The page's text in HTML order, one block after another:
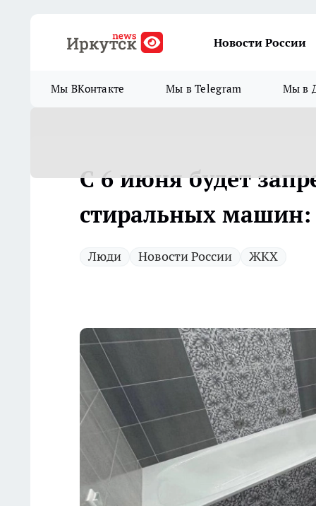
Новости России
Мы ВКонтакте Мы в Telegram Мы в
С 6 июня будет
стиральных машин:
Люди Новости России ЖКХ